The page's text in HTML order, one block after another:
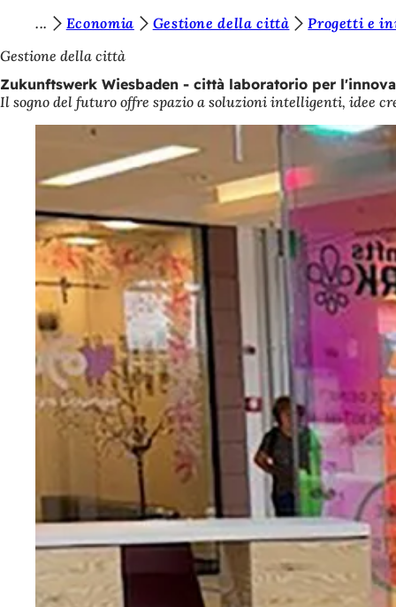
Vai al contenuto
i
e
t
Economia Gestione della città
Progetti e
Gestione della città
Zukunftswerk Wiesbaden - città laboratorio per
Il sogno del futuro offre spazio a soluzioni intelligenti, idee